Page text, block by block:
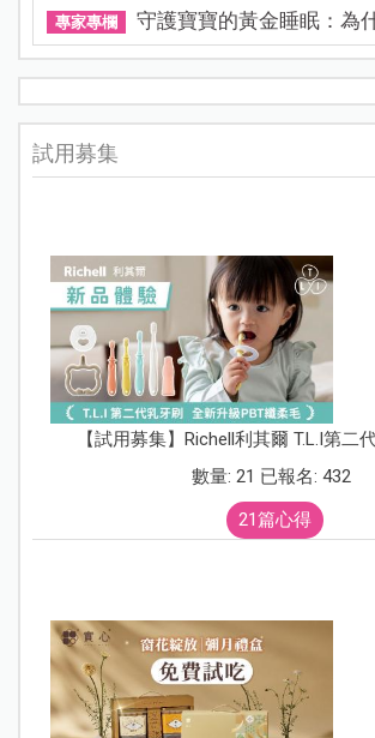
專家專欄 守護寶寶的黃金睡眠：為
試用募集
【試用募集】Richell利其爾 T.L.I第二
數量: 21 已報名: 432
21篇心得